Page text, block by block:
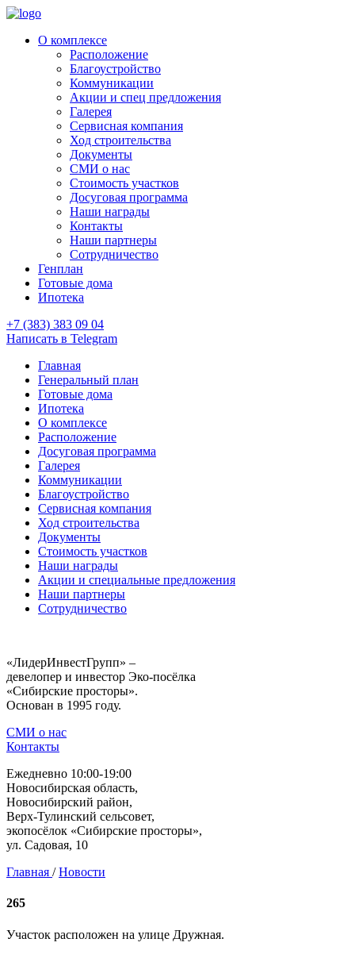
О комплексе
Расположение
Благоустройство
Коммуникации
Акции и спец предложения
Галерея
Сервисная компания
Ход строительства
Документы
СМИ о нас
Стоимость участков
Досуговая программа
Наши награды
Контакты
Наши партнеры
Сотрудничество
Генплан
Готовые дома
Ипотека
+7 (383) 383 09 04
Написать в Telegram
Главная
Генеральный план
Готовые дома
Ипотека
О комплексе
Расположение
Досуговая программа
Галерея
Коммуникации
Благоустройство
Сервисная компания
Ход строительства
Документы
Стоимость участков
Наши награды
Акции и специальные предложения
Наши партнеры
Сотрудничество
«ЛидерИнвестГрупп» –
девелопер и инвестор Эко-посёлка
«Сибирские просторы».
Основан в 1995 году.
СМИ о нас
Контакты
Ежедневно 10:00-19:00
Новосибирская область,
Новосибирский район,
Верх-Тулинский сельсовет,
экопосёлок «Сибирские просторы»,
ул. Садовая, 10
Главная / Новости
265
Участок расположен на улице Дружная.